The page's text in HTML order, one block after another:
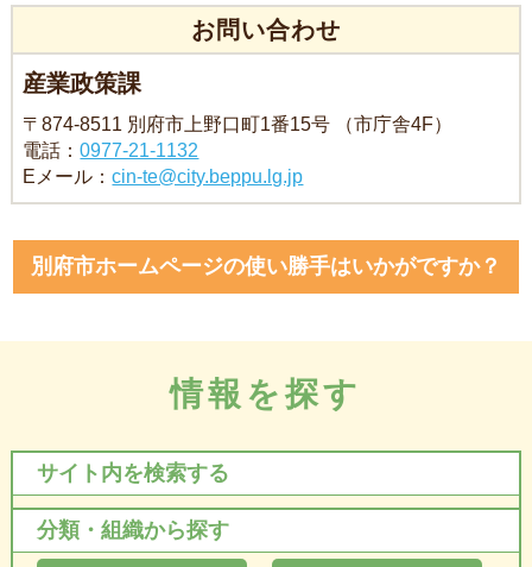
お問い合わせ
産業政策課
〒874-8511 別府市上野口町1番15号 （市庁舎4F）
電話：0977-21-1132
Eメール：cin-te@city.beppu.lg.jp
別府市ホームページの使い勝手はいかがですか？
情報を探す
サイト内を検索する
分類・組織から探す